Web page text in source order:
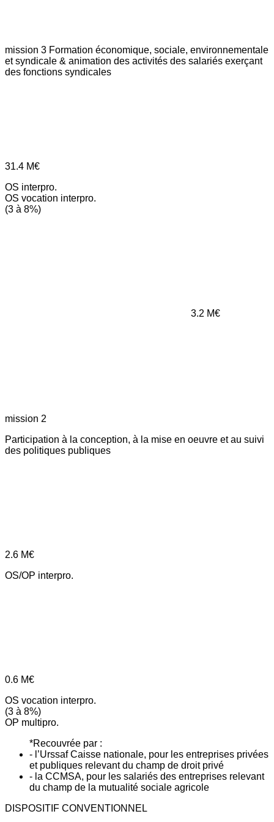
mission 3 Formation économique, sociale, environnementale
et syndicale & animation des activités des salariés exerçant
des fonctions syndicales
31.4 M€
OS interpro.
OS vocation interpro.
(3 à 8%)
3.2 M€
mission 2
Participation à la conception, à la mise en oeuvre et au suivi
des politiques publiques
2.6 M€
OS/OP interpro.
0.6 M€
OS vocation interpro.
(3 à 8%)
OP multipro.
*Recouvrée par :
- l’Urssaf Caisse nationale, pour les entreprises privées
et publiques relevant du champ de droit privé
- la CCMSA, pour les salariés des entreprises relevant
du champ de la mutualité sociale agricole
DISPOSITIF CONVENTIONNEL